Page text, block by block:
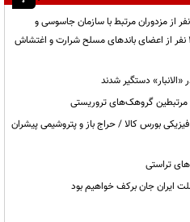
وزارت اطلاعات: شناسایی و دستگیری ۲۱ نفر از مزدوران مرتبط با سازمان جاسوسی و
تروریستی رژیم صهیونیستی و بازداشت ۴ نفر از اعضای باندهای مسلح شرارت و اغتشاش
دستگیر شدند
در بازار فیزیکی بورس کالا / حراج باز و پتروشیمی پیشران
ایران جان برکف خواهیم بود